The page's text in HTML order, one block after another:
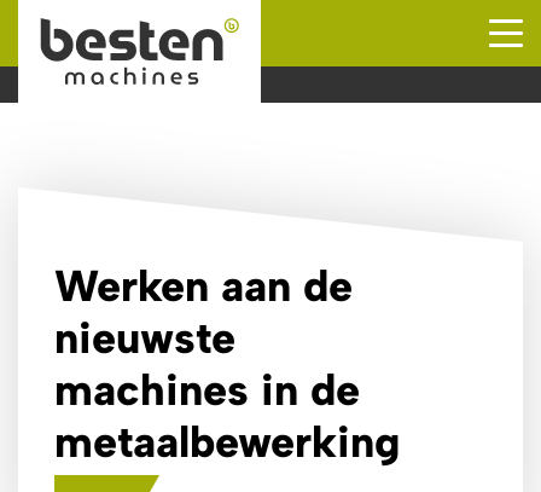
Naar hoofdinhoud
Werken aan de
nieuwste
machines in de
metaalbewerking